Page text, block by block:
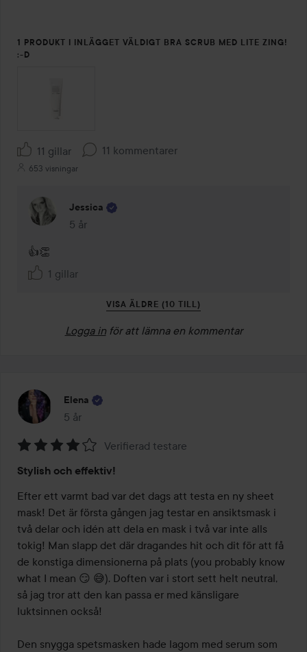
1 PRODUKT I INLÄGGET VÄLDIGT BRA SCRUB MED LITE ZING!
:-D
11 gillar 11 kommentarer
653 visningar
Jessica
5 år
Kommentaren lades 5 år
👍👏
1 gillar
VISA ÄLDRE (10 TILL)
Logga in för att lämna en kommentar
Elena
5 år
Inlägget skapades 5 år
4
av
5
Verifierad testare
Stylish och effektiv!
Efter ett varmt bad var det dags att testa en ny sheet
mask! Det är första gången jag testar en ansiktsmask i
två delar och idén att dela en mask i två var inte alls
tokig! Man slapp det där dragandes hit och dit för att få
de konstiga dimensionerna på plats (you probably know
what I mean 😏 😅). Doften var i stort sett helt neutral,
så jag tror att den kan passa er med känsligare
luktsinnen också!
Den snygga spetsmasken hade lagom med serum som